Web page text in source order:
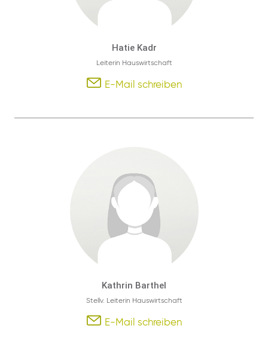
Hatie Kadr
Leiterin Hauswirtschaft
E-Mail schreiben
Kathrin Barthel
Stellv. Leiterin Hauswirtschaft
E-Mail schreiben